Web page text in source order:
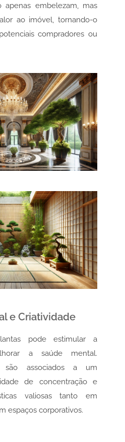
embelezam, mas
ao imóvel, tornando-o
compradores ou
e Criatividade
pode estimular a
a saúde mental.
são associados a um
de concentração e
valiosas tanto em
espaços corporativos.